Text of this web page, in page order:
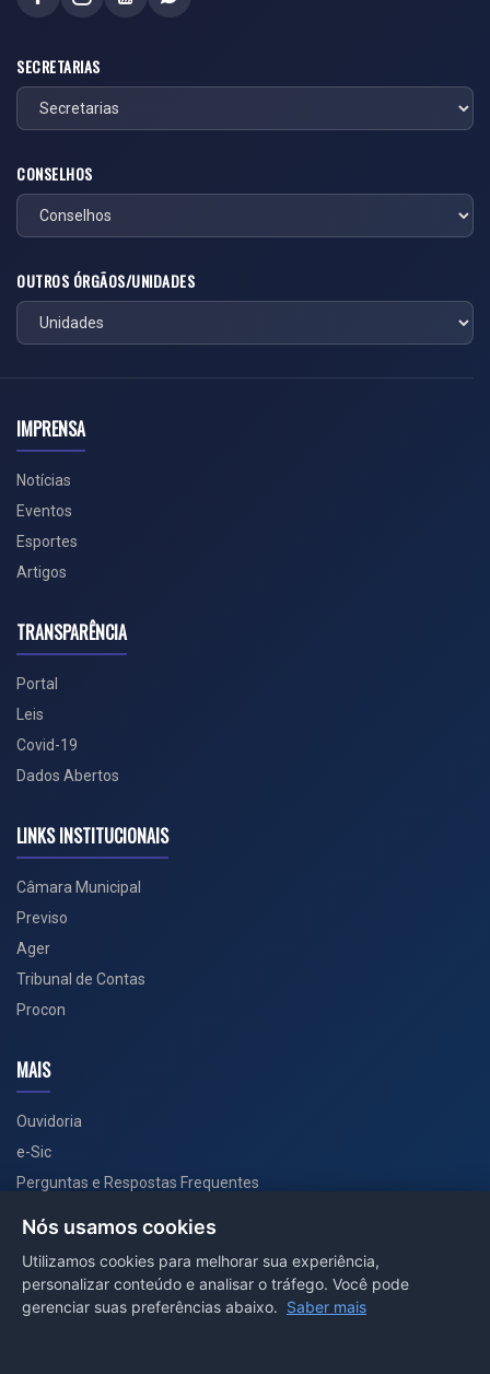
SECRETARIAS
CONSELHOS
OUTROS ÓRGÃOS/UNIDADES
IMPRENSA
Notícias
Eventos
Esportes
Artigos
TRANSPARÊNCIA
Portal
Leis
Covid-19
Dados Abertos
LINKS INSTITUCIONAIS
Câmara Municipal
Previso
Ager
Tribunal de Contas
Procon
MAIS
Ouvidoria
e-Sic
Perguntas e Respostas Frequentes
PORTAL COVID-19
Nós usamos cookies
Utilizamos cookies para melhorar sua experiência,
personalizar conteúdo e analisar o tráfego. Você pode
gerenciar suas preferências abaixo. Saber mais